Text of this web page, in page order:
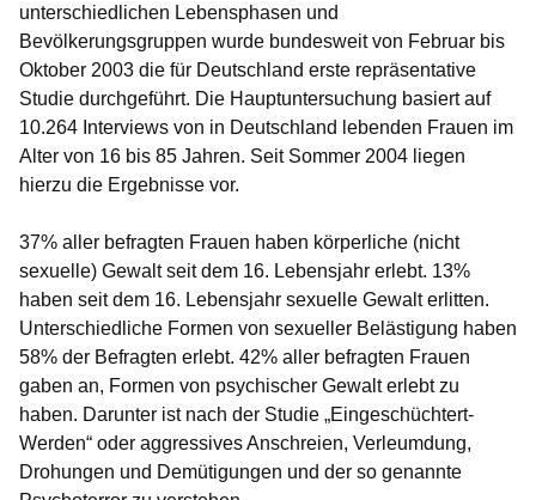
unterschiedlichen Lebensphasen und
Bevölkerungsgruppen wurde bundesweit von Februar bis
Oktober 2003 die für Deutschland erste repräsentative
Studie durchgeführt. Die Hauptuntersuchung basiert auf
10.264 Interviews von in Deutschland lebenden Frauen im
Alter von 16 bis 85 Jahren. Seit Sommer 2004 liegen
hierzu die Ergebnisse vor.
37% aller befragten Frauen haben körperliche (nicht
sexuelle) Gewalt seit dem 16. Lebensjahr erlebt. 13%
haben seit dem 16. Lebensjahr sexuelle Gewalt erlitten.
Unterschiedliche Formen von sexueller Belästigung haben
58% der Befragten erlebt. 42% aller befragten Frauen
gaben an, Formen von psychischer Gewalt erlebt zu
haben. Darunter ist nach der Studie „Eingeschüchtert-
Werden“ oder aggressives Anschreien, Verleumdung,
Drohungen und Demütigungen und der so genannte